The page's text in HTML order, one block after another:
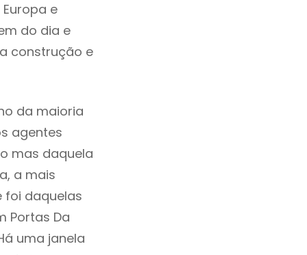
e
do dia e
construção e
da maioria
agentes
mas daquela
a mais
foi daquelas
Portas Da
uma janela